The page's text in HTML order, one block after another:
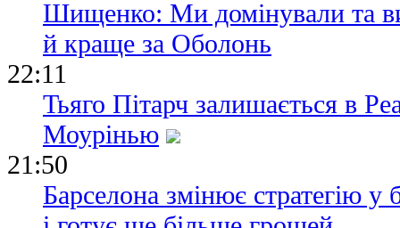
Шищенко: Ми домінували та
й краще за Оболонь
22:11
Тьяго Пітарч залишається в
Моурінью
21:50
Барселона змінює стратегію у